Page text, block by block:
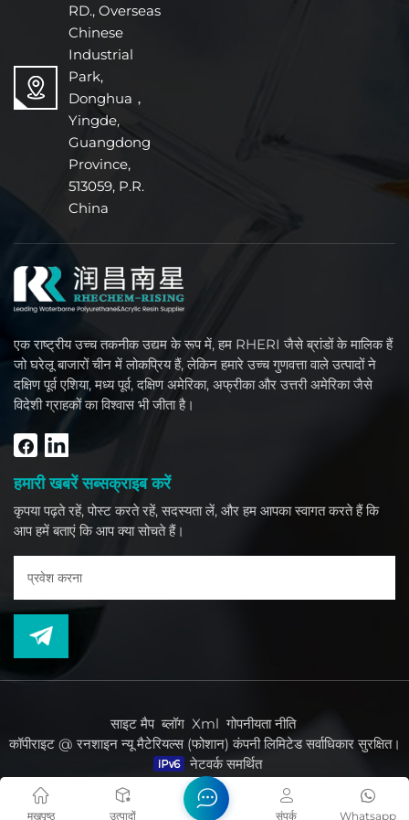
RD., Overseas
Chinese
Industrial
Park,
Donghua，
Yingde,
Guangdong
Province,
513059, P.R.
China
एक राष्ट्रीय उच्च तकनीक उद्यम के रूप में, हम RHERI जैसे ब्रांडों के मालिक हैं
जो घरेलू बाजारों चीन में लोकप्रिय हैं, लेकिन हमारे उच्च गुणवत्ता वाले उत्पादों ने
दक्षिण पूर्व एशिया, मध्य पूर्व, दक्षिण अमेरिका, अफ्रीका और उत्तरी अमेरिका जैसे
विदेशी ग्राहकों का विश्वास भी जीता है।
हमारी खबरें सब्सक्राइब करें
कृपया पढ़ते रहें, पोस्ट करते रहें, सदस्यता लें, और हम आपका स्वागत करते हैं कि
आप हमें बताएं कि आप क्या सोचते हैं।
साइट मैप ब्लॉग Xml गोपनीयता नीति
कॉपीराइट @ रनशाइन न्यू मैटेरियल्स (फोशान) कंपनी लिमिटेड सर्वाधिकार सुरक्षित।
नेटवर्क समर्थित
मुखपृष्ठ उत्पादों Whatsapp
संपर्क